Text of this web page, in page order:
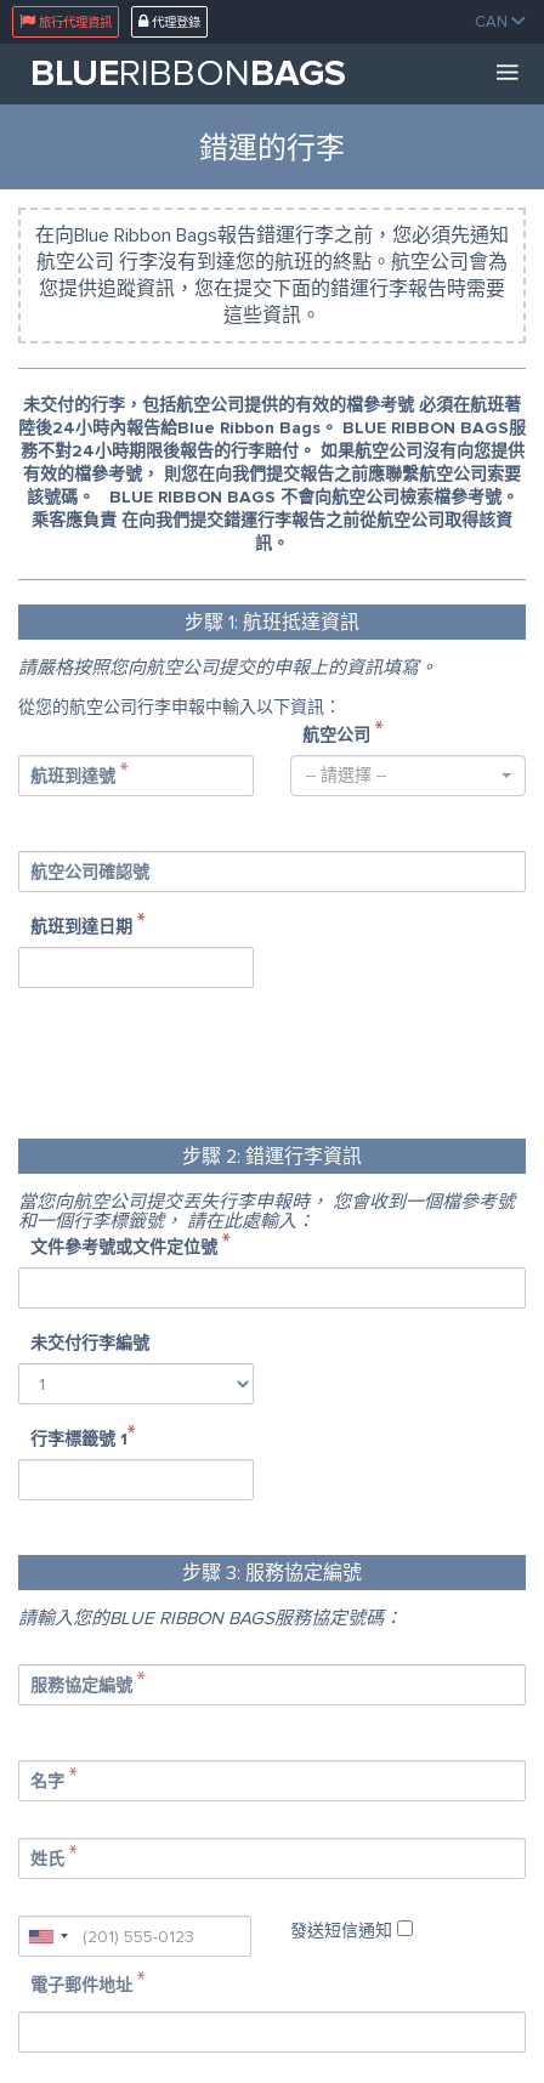
旅行代理資訊 代理登錄 CAN
BLUERIBBONBAGS
錯運的行李
在向Blue Ribbon Bags報告錯運行李之前，您必須先通知
航空公司 行李沒有到達您的航班的終點。航空公司會為
您提供追蹤資訊，您在提交下面的錯運行李報告時需要
這些資訊。
未交付的行李，包括航空公司提供的有效的檔參考號 必須在航班著
陸後24小時內報告給Blue Ribbon Bags。 BLUE RIBBON BAGS服
務不對24小時期限後報告的行李賠付。 如果航空公司沒有向您提供
有效的檔參考號， 則您在向我們提交報告之前應聯繫航空公司索要
該號碼。 BLUE RIBBON BAGS 不會向航空公司檢索檔參考號。
乘客應負責 在向我們提交錯運行李報告之前從航空公司取得該資
訊。
步驟 1: 航班抵達資訊
請嚴格按照您向航空公司提交的申報上的資訊填寫。
從您的航空公司行李申報中輸入以下資訊：
航班到達號 -- 請選擇 --
航空公司
航空公司確認號
航班到達日期
步驟 2: 錯運行李資訊
當您向航空公司提交丟失行李申報時， 您會收到一個檔參考號
和一個行李標籤號， 請在此處輸入：
文件參考號或文件定位號
未交付行李編號
行李標籤號 1
步驟 3: 服務協定編號
請輸入您的BLUE RIBBON BAGS服務協定號碼：
服務協定編號
名字
姓氏
發送短信通知
電子郵件地址